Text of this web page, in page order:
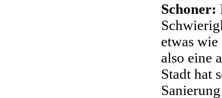
Schoner:
etwas
also eine
Stadt hat